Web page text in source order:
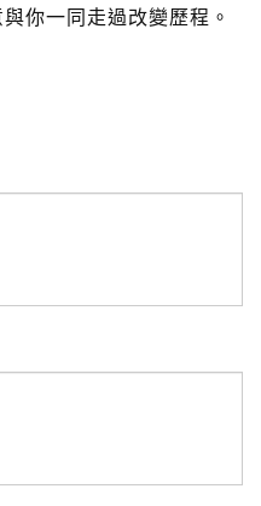
你一同走過改變歷程。